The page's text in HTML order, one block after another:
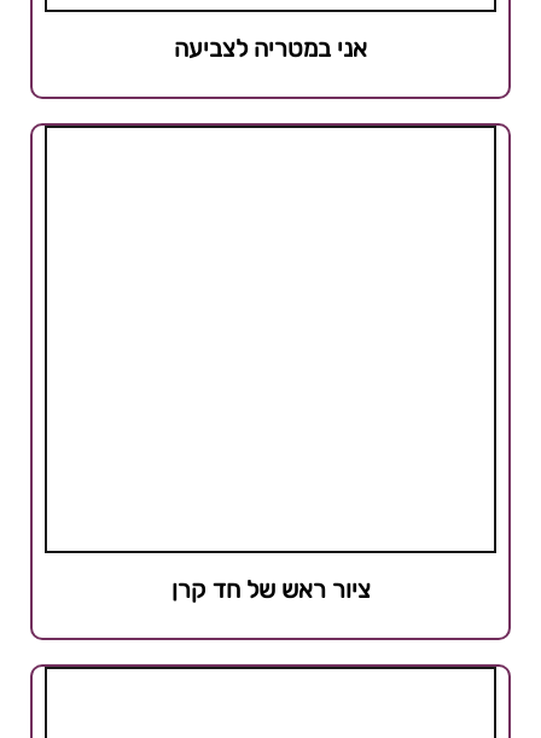
אני במטריה לצביעה
ציור ראש של חד קרן